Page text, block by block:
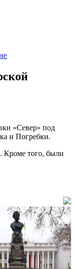
«Север» под
и Погребки.
Кроме того, были